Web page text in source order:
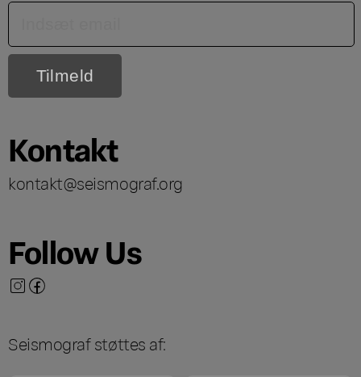
Kontakt
kontakt@seismograf.org
Follow Us
Seismograf støttes af: